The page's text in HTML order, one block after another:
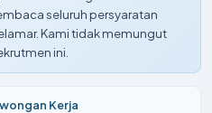
seluruh persyaratan
Kami tidak memungut
ini.
Kerja